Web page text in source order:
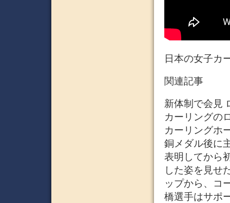
日本の女子カ
関連記事
新体制で会見
カーリングの
カーリングホ
銅メダル後に
表明してから
した姿を見せ
ップから、コ
橋選手はサポ